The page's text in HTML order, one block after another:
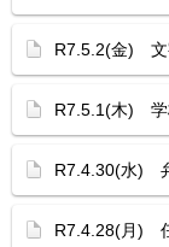
R7.5.2(金) 文
R7.5.1(木) 学
R7.4.30(水)
R7.4.28(月)